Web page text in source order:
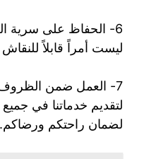
6- الحفاظ على سرية
ليست أمراً قابلاً
7- العمل ضمن
لضمان راحتكم ورضاكم.